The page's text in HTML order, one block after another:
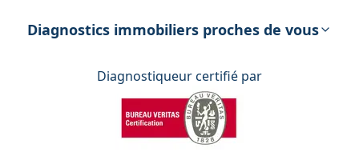
énergétique
Diagnostics immobiliers proches de vous
Diagnostiqueur certifié par